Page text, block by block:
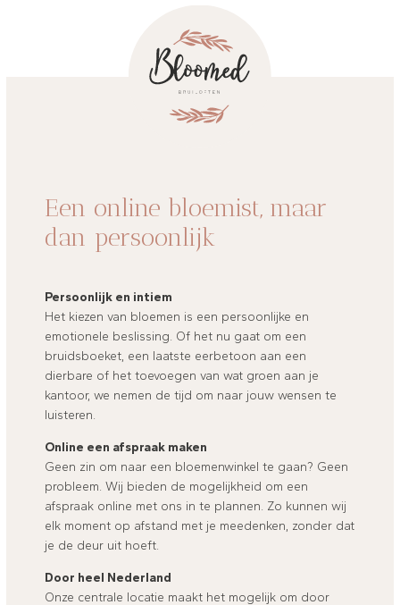
Een online bloemist, maar
dan persoonlijk
Persoonlijk en intiem
Het kiezen van bloemen is een persoonlijke en
emotionele beslissing. Of het nu gaat om een
bruidsboeket, een laatste eerbetoon aan een
dierbare of het toevoegen van wat groen aan je
kantoor, we nemen de tijd om naar jouw wensen te
luisteren.
Online een afspraak maken
Geen zin om naar een bloemenwinkel te gaan? Geen
probleem. Wij bieden de mogelijkheid om een
afspraak online met ons in te plannen. Zo kunnen wij
elk moment op afstand met je meedenken, zonder dat
je de deur uit hoeft.
Door heel Nederland
Onze centrale locatie maakt het mogelijk om door